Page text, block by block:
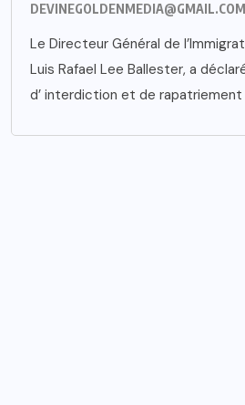
DEVINEGOLDENMEDIA@GMAIL.COM
Le Directeur Général de
Luis Rafael Lee Ballester, a
d’ interdiction et de